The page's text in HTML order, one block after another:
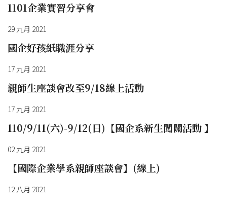
1101企業實習分享會
29 九月 2021
國企好孩紙職涯分享
17 九月 2021
親師生座談會改至9/18線上活動
17 九月 2021
110/9/11(六)-9/12(日)【國企系新生闖關活動 】
02 九月 2021
【國際企業學系親師座談會】(線上)
12 八月 2021